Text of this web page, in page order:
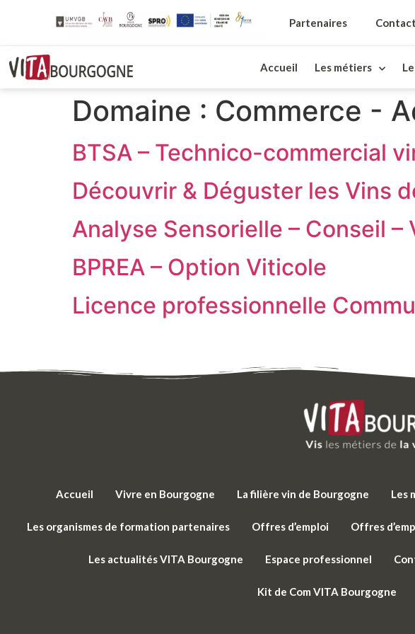
Partenaires
Accueil Les métiers
Domaine : Commerce -
BTSA – Technico-commercial
Découvrir & Déguster les Vins
Analyse Sensorielle – Conseil
BPREA – Option Viticole
Licence professionnelle
Accueil Vivre en Bourgogne La filière vin de Bourgogne Les
Les organismes de formation partenaires Offres d’emploi Offres
Les actualités VITA Bourgogne Espace professionnel
Kit de Com VITA Bourgogne